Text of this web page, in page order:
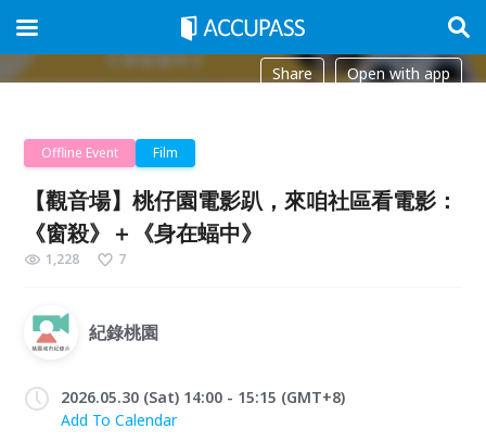
Share Open with app
Offline Event Film
【觀音場】桃仔園電影趴，來咱社區看電影：
《窗殺》＋《身在蝠中》
1,228 7
紀錄桃園
2026.05.30 (Sat) 14:00 - 15:15 (GMT+8)
Add To Calendar